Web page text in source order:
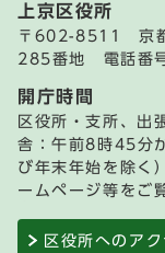
上京区役所
〒602-8511 京都
285番地 電話番号
開庁時間
区役所・支所、
舎：午前8時45分
び年末年始を除く
ームページ等をご
区役所へのアク